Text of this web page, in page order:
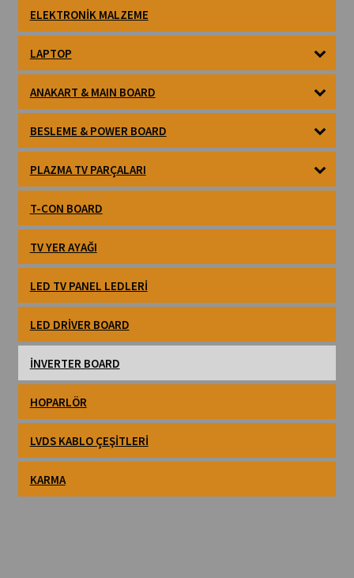
ELEKTRONIK MALZEME
LAPTOP
ANAKART & MAIN BOARD
BESLEME & POWER BOARD
PLAZMA TV PARÇALARI
T-CON BOARD
TV YER AYAĞI
LED TV PANEL LEDLERI
LED DRIVER BOARD
İNVERTER BOARD
HOPARLÖR
LVDS KABLO ÇEŞITLERI
KARMA